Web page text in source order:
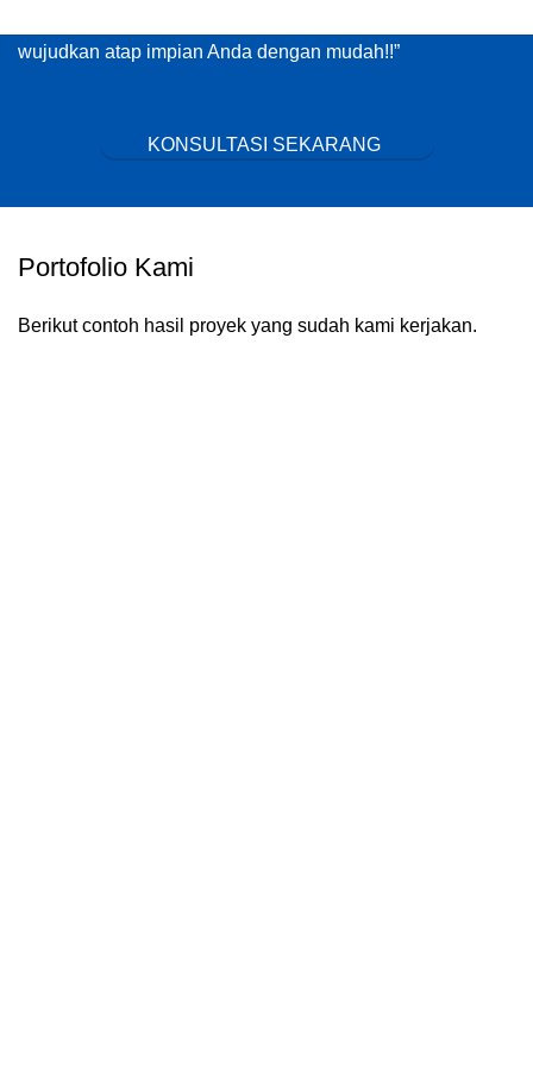
wujudkan atap impian Anda dengan mudah!!”
KONSULTASI SEKARANG
Portofolio Kami
Berikut contoh hasil proyek yang sudah kami kerjakan.